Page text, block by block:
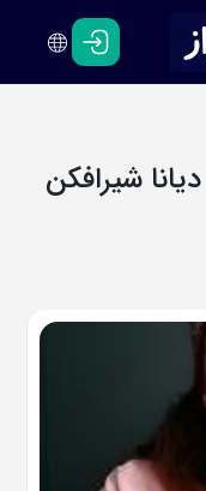
فارسی
انگلیسی
شیرافکن